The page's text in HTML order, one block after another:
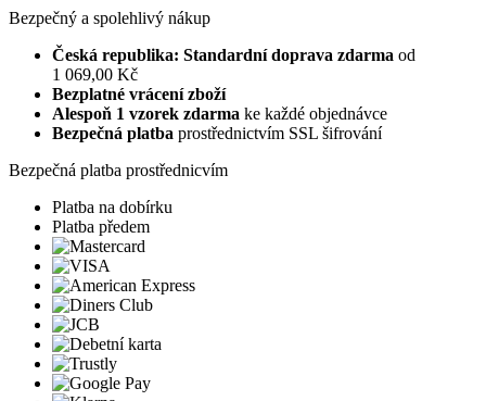
Bezpečný a spolehlivý nákup
Česká republika: Standardní doprava zdarma od
1 069,00 Kč
Bezplatné vrácení zboží
Alespoň 1 vzorek zdarma ke každé objednávce
Bezpečná platba prostřednictvím SSL šifrování
Bezpečná platba prostřednicvím
Platba na dobírku
Platba předem